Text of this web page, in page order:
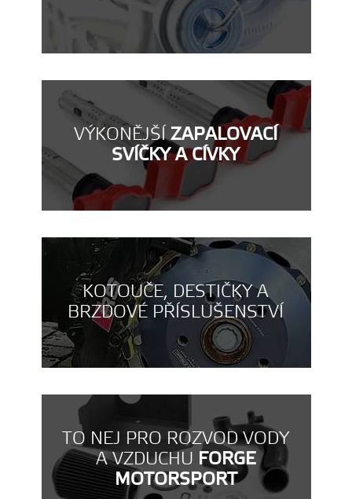
VÝKONĚJŠÍZAPALOVACÍ
SVÍČKY A CÍVKY
KOTOUČE, DESTIČKY A
BRZDOVÉ PŘÍSLUŠENSTVÍ
TO NEJ PRO ROZVOD VODY
A VZDUCHU FORGE
MOTORSPORT